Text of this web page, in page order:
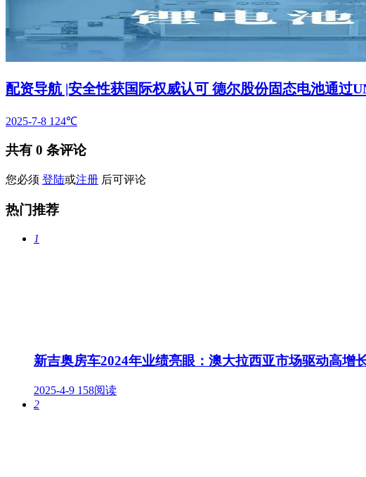
配资导航 |安全性获国际权威认可 德尔股份固态电池通过
2025-7-8 124℃
共有 0 条评论
您必须 登陆或注册 后可评论
热门推荐
1
新吉奥房车2024年业绩亮眼：澳大拉西亚市场驱动高增
2025-4-9 158阅读
2